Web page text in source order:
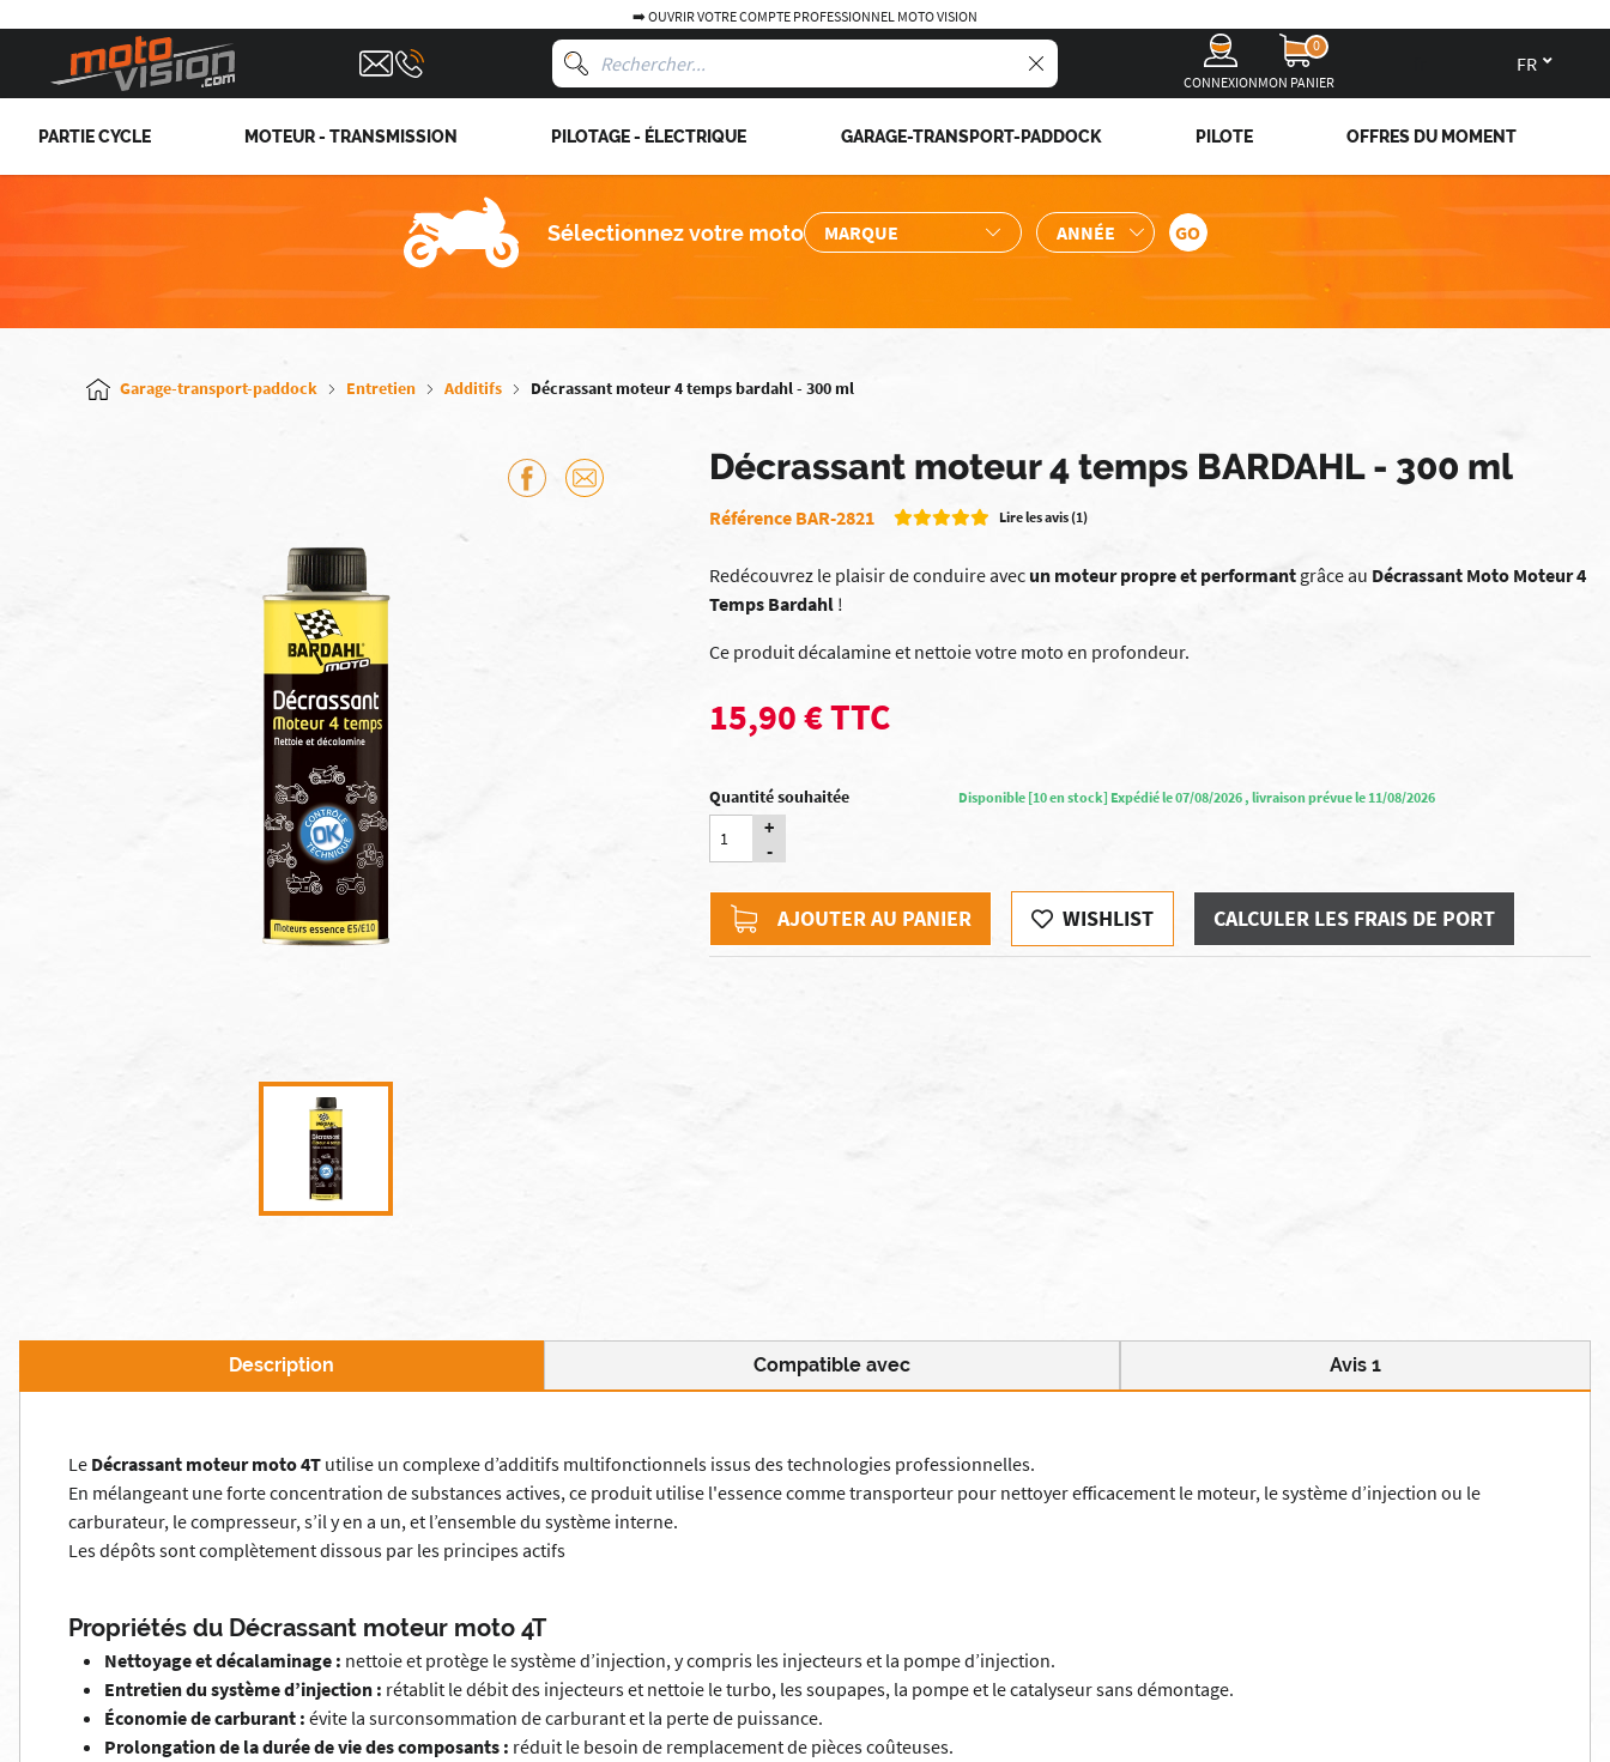
➡️ OUVRIR VOTRE COMPTE PROFESSIONNEL MOTO VISION
CONNEXION
0
MON PANIER
PARTIE CYCLE MOTEUR - TRANSMISSION PILOTAGE - ÉLECTRIQUE GARAGE-TRANSPORT-PADDOCK PILOTE OFFRES DU MOMENT
Sélectionnez votre moto
Garage-transport-paddock Entretien Additifs Décrassant moteur 4 temps bardahl - 300 ml
Décrassant moteur 4 temps BARDAHL - 300 ml
Référence BAR-2821 Lire les avis (1)
Redécouvrez le plaisir de conduire avec un moteur propre et performant grâce au Décrassant Moto Moteur 4
Temps Bardahl !
Ce produit décalamine et nettoie votre moto en profondeur.
15,90 € TTC
Quantité souhaitée
+
-
Disponible [10 en stock] Expédié le 07/08/2026 , livraison prévue le 11/08/2026
AJOUTER AU PANIER WISHLIST CALCULER LES FRAIS DE PORT
Description Compatible avec Avis 1
Le Décrassant moteur moto 4T utilise un complexe d’additifs multifonctionnels issus des technologies professionnelles.
En mélangeant une forte concentration de substances actives, ce produit utilise l'essence comme transporteur pour nettoyer efficacement le moteur, le système d’injection ou le
carburateur, le compresseur, s’il y en a un, et l’ensemble du système interne.
Les dépôts sont complètement dissous par les principes actifs
Propriétés du Décrassant moteur moto 4T
Nettoyage et décalaminage : nettoie et protège le système d’injection, y compris les injecteurs et la pompe d’injection.
Entretien du système d’injection : rétablit le débit des injecteurs et nettoie le turbo, les soupapes, la pompe et le catalyseur sans démontage.
Économie de carburant : évite la surconsommation de carburant et la perte de puissance.
Prolongation de la durée de vie des composants : réduit le besoin de remplacement de pièces coûteuses.